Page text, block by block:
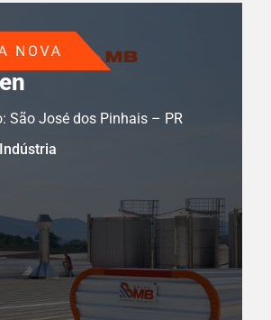
São José dos Pinhais – PR